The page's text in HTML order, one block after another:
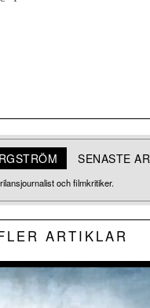
SENASTE
och filmkritiker.
ARTIKLAR